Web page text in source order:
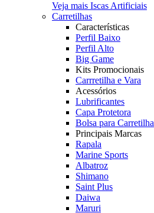
Veja mais Iscas Artificiais
Carretilhas
Características
Perfil Baixo
Perfil Alto
Big Game
Kits Promocionais
Carrretilha e Vara
Acessórios
Lubrificantes
Capa Protetora
Bolsa para Carretilha
Principais Marcas
Rapala
Marine Sports
Albatroz
Shimano
Saint Plus
Daiwa
Maruri